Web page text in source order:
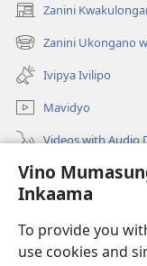
Vino
Inkaama
To provide you
use cookies and
Zanini
(opens
new
window)
Zanini Ukongano
(opens
new
window)
Ivipya Ivilipo
Mavidyo
Videos with Audio
Londini
(opens
window)